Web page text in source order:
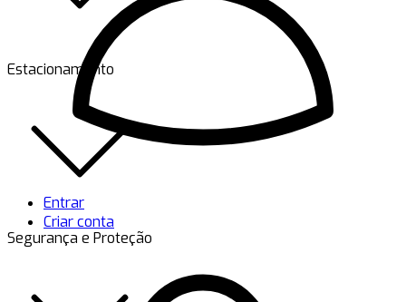
Estacionamento
Segurança e Proteção
Entrar
Criar conta